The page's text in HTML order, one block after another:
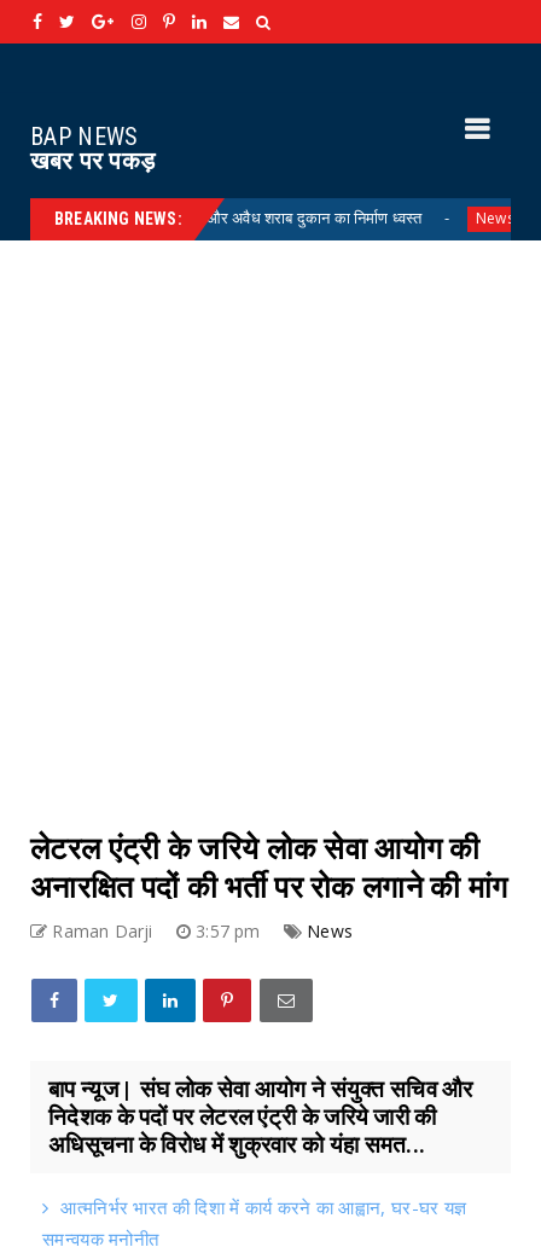
BAP NEWS
खबर पर पकड़
BREAKING NEWS:
फैक्ट्री और अवैध शराब दुकान का निर्माण ध्वस्त News योग 'YOGA' से
लेटरल एंट्री के जरिये लोक सेवा आयोग की
अनारक्षित पदों की भर्ती पर रोक लगाने की मांग
Raman Darji 3:57 pm News
बाप न्यूज | संघ लोक सेवा आयोग ने संयुक्त सचिव और
निदेशक के पदों पर लेटरल एंट्री के जरिये जारी की
अधिसूचना के विरोध में शुक्रवार को यंहा समत...
आत्मनिर्भर भारत की दिशा में कार्य करने का आह्वान, घर-घर यज्ञ
समन्वयक मनोनीत